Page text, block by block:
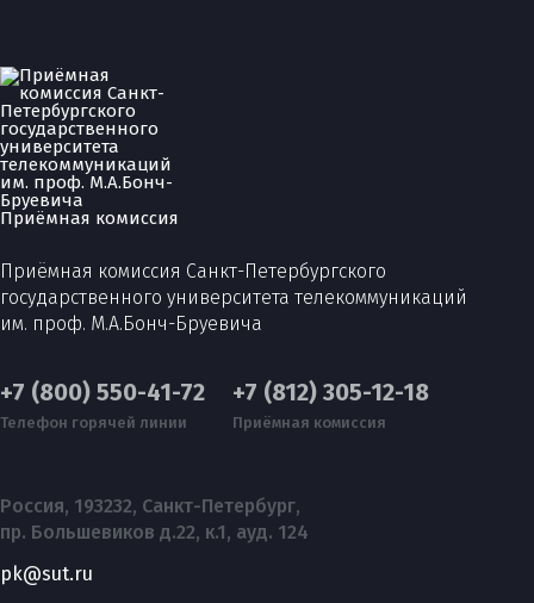
Приёмная комиссия
Приёмная комиссия Санкт-Петербургского
государственного университета телекоммуникаций
им. проф. М.А.Бонч-Бруевича
+7 (800) 550-41-72
Телефон горячей линии
+7 (812) 305-12-18
Приёмная комиссия
Россия, 193232, Санкт-Петербург,
пр. Большевиков д.22, к.1, ауд. 124
pk@sut.ru